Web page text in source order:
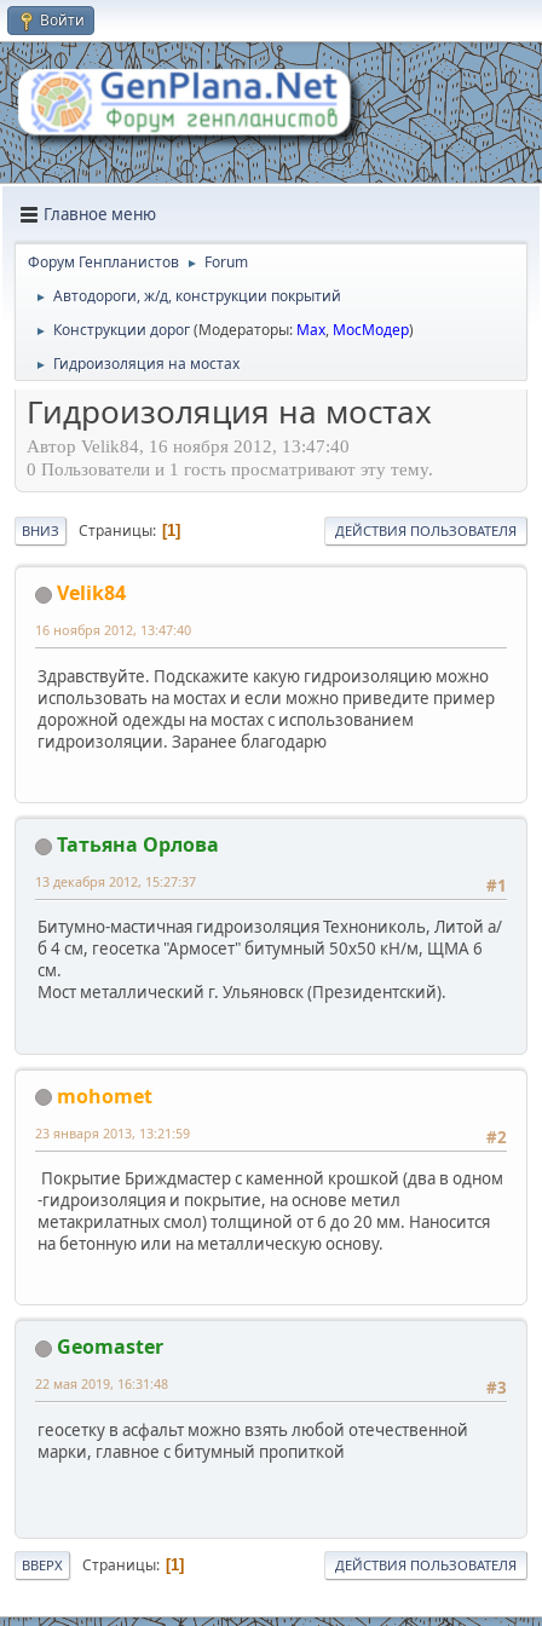
Войти
Главное меню
Форум Генпланистов ► Forum
► Автодороги, ж/д, конструкции покрытий
► Конструкции дорог(Модераторы: Max, МосМодер)
► Гидроизоляция на мостах
Гидроизоляция на мостах
Автор Velik84, 16 ноября 2012, 13:47:40
0 Пользователи и 1 гость просматривают эту тему.
ВНИЗ Страницы 1 ДЕЙСТВИЯ ПОЛЬЗОВАТЕЛЯ
Velik84
16 ноября 2012, 13:47:40
Здравствуйте. Подскажите какую гидроизоляцию можно
использовать на мостах и если можно приведите пример
дорожной одежды на мостах с использованием
гидроизоляции. Заранее благодарю
Татьяна Орлова
#1
13 декабря 2012, 15:27:37
Битумно-мастичная гидроизоляция Технониколь, Литой а/
б 4 см, геосетка "Армосет" битумный 50х50 кН/м, ЩМА 6
см.
Мост металлический г. Ульяновск (Президентский).
mohomet
#2
23 января 2013, 13:21:59
Покрытие Бриждмастер с каменной крошкой (два в одном
-гидроизоляция и покрытие, на основе метил
метакрилатных смол) толщиной от 6 до 20 мм. Наносится
на бетонную или на металлическую основу.
Geomaster
#3
22 мая 2019, 16:31:48
геосетку в асфальт можно взять любой отечественной
марки, главное с битумный пропиткой
ВВЕРХ Страницы 1 ДЕЙСТВИЯ ПОЛЬЗОВАТЕЛЯ